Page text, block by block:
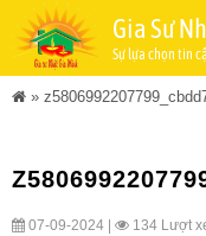
Gia Sư
Sự lựa chọn tin
»
07-09-2024 | 134 Lượt